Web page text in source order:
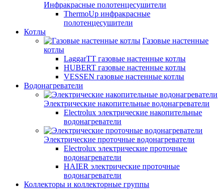
Инфракрасные полотенцесушители
ThermoUp инфракрасные
полотенцесушители
Котлы
Газовые настенные
котлы
LaggarTT газовые настенные котлы
HUBERT газовые настенные котлы
VESSEN газовые настенные котлы
Водонагреватели
Электрические накопительные водонагреватели
Electrolux электрические накопительные
водонагреватели
Электрические проточные водонагреватели
Electrolux электрические проточные
водонагреватели
HAIER электрические проточные
водонагреватели
Коллекторы и коллекторные группы